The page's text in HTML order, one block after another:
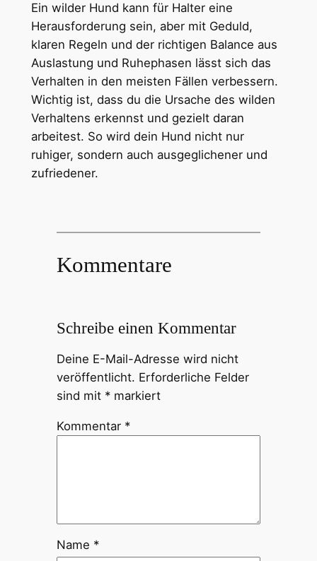
Ein wilder Hund kann für Halter eine
Herausforderung sein, aber mit Geduld,
klaren Regeln und der richtigen Balance aus
Auslastung und Ruhephasen lässt sich das
Verhalten in den meisten Fällen verbessern.
Wichtig ist, dass du die Ursache des wilden
Verhaltens erkennst und gezielt daran
arbeitest. So wird dein Hund nicht nur
ruhiger, sondern auch ausgeglichener und
zufriedener.
Kommentare
Schreibe einen Kommentar
Deine E-Mail-Adresse wird nicht
veröffentlicht. Erforderliche Felder
sind mit *markiert
Kommentar *
Name *